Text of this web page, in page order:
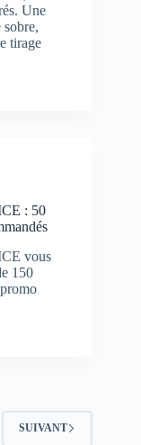
Une
tirage
: 50
vous
150
SUIVANT